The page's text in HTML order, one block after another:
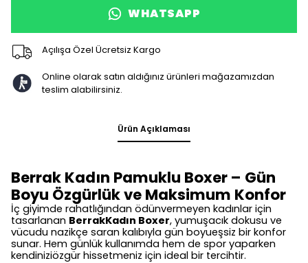
WHATSAPP
Açılışa Özel Ücretsiz Kargo
Online olarak satın aldığınız ürünleri mağazamızdan
teslim alabilirsiniz.
Ürün Açıklaması
Berrak Kadın Pamuklu Boxer – Gün
Boyu Özgürlük ve Maksimum Konfor
İç giyimde rahatlığından ödünvermeyen kadınlar için
tasarlanan BerrakKadın Boxer, yumuşacık dokusu ve
vücudu nazikçe saran kalıbıyla gün boyueşsiz bir konfor
sunar. Hem günlük kullanımda hem de spor yaparken
kendiniziözgür hissetmeniz için ideal bir tercihtir.